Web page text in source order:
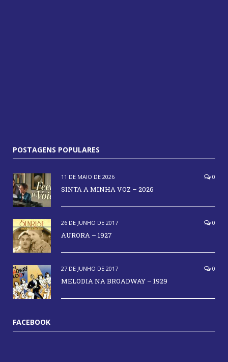
POSTAGENS POPULARES
11 DE MAIO DE 2026 0
SINTA A MINHA VOZ – 2026
26 DE JUNHO DE 2017 0
AURORA – 1927
27 DE JUNHO DE 2017 0
MELODIA NA BROADWAY – 1929
FACEBOOK